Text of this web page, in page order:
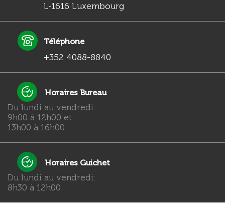
L-1616 Luxembourg
Téléphone
+352 4088-8840
Horaires Bureau
Du lundi au vendredi:
9h00 à 12h00 et
13h00 à 16h00
Horaires Guichet
Du lundi au vendredi:
8h30 à 12h00